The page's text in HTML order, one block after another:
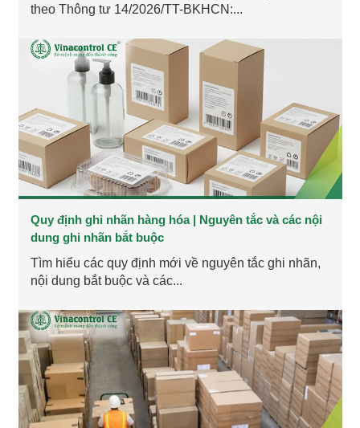
theo Thông tư 14/2026/TT-BKHCN:...
Quy định ghi nhãn hàng hóa | Nguyên tắc và các nội
dung ghi nhãn bắt buộc
Tìm hiểu các quy định mới về nguyên tắc ghi nhãn,
nội dung bắt buộc và các...